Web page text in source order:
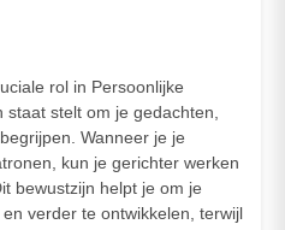
rol in Persoonlijke
stelt om je gedachten,
Wanneer je je
kun je gerichter werken
bewustzijn helpt je om je
verder te ontwikkelen, terwijl